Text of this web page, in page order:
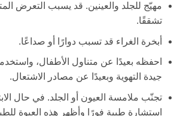
مهيّج للجلد والعينين. قد يسبب التعرض
تشققًا.
أبخرة الغراء قد تسبب دوارًا أو صداعًا.
احفظه بعيدًا عن متناول الأطفال،
جيدة التهوية وبعيدًا عن مصادر الاشتعال.
تجنّب ملامسة العيون أو الجلد. في حال
استشارة طبية فورًا وأظهر هذه العبوة